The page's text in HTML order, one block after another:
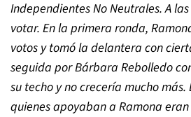
Independientes No Neutrales. A
votar. En la primera ronda,
votos y tomó la delantera con
seguida por Bárbara Rebolledo
su techo y no crecería mucho
quienes apoyaban a Ramona